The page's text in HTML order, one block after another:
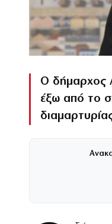
Ο δήμαρχος
έξω από το